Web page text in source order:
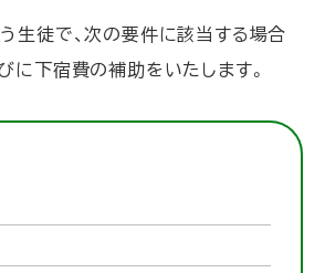
生徒で、次の要件に該当する場合
に下宿費の補助をいたします。